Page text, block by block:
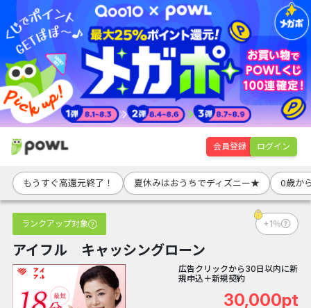
会員登録 ログイン
もうすぐ高還元終了！ 夏休みはおうちでディズニー★ 0歳か
ランクアップ対象 +1％
アイフル キャッシングローン
広告クリックから30日以内に新
規申込＋新規契約
30,000pt